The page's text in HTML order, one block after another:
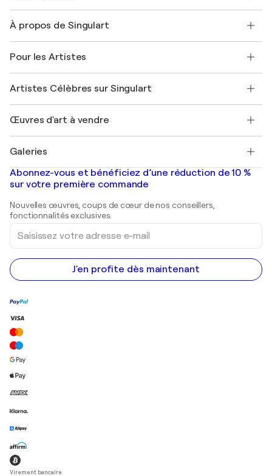
Expédition
Offrir une carte cadeau
Rejoignez notre programme commercial
Mon compte
+33 1 76 44 06 42
À propos de Singulart
FAQ
Magazine Singulart
Emplois
Découvrez une sélection d'art original
Pour les Artistes
Se connecter en tant qu'Artiste
Artistes Célèbres sur Singulart
Marc Chagall
Banksy
Mr. Brainwash
Shepard Fairey
Œuvres d'art à vendre
Tableaux abstraits à vendre
Peintures de paysage
Estampes
Peintures acryliques
Galeries
Galeries d'art en France
Galeries d'art en Belgique
Abonnez-vous et bénéficiez d’une réduction de 10 %
sur votre première commande
Nouvelles œuvres, coups de cœur de nos conseillers,
fonctionnalités exclusives.
Saisissez
votre
adresse
e-
mail
J'en profite dès maintenant
Virement bancaire